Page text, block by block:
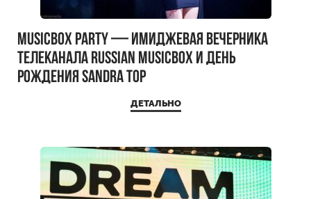
MUSICBOX PARTY — имиджевая вечерника
телеканала RUSSIAN MUSICBOX и день
рождения Sandra Top
ДЕТАЛЬНО